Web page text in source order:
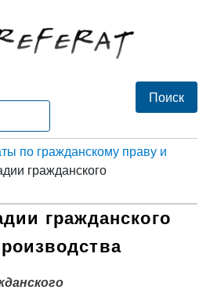
по гражданскому праву и
гражданского
гражданского